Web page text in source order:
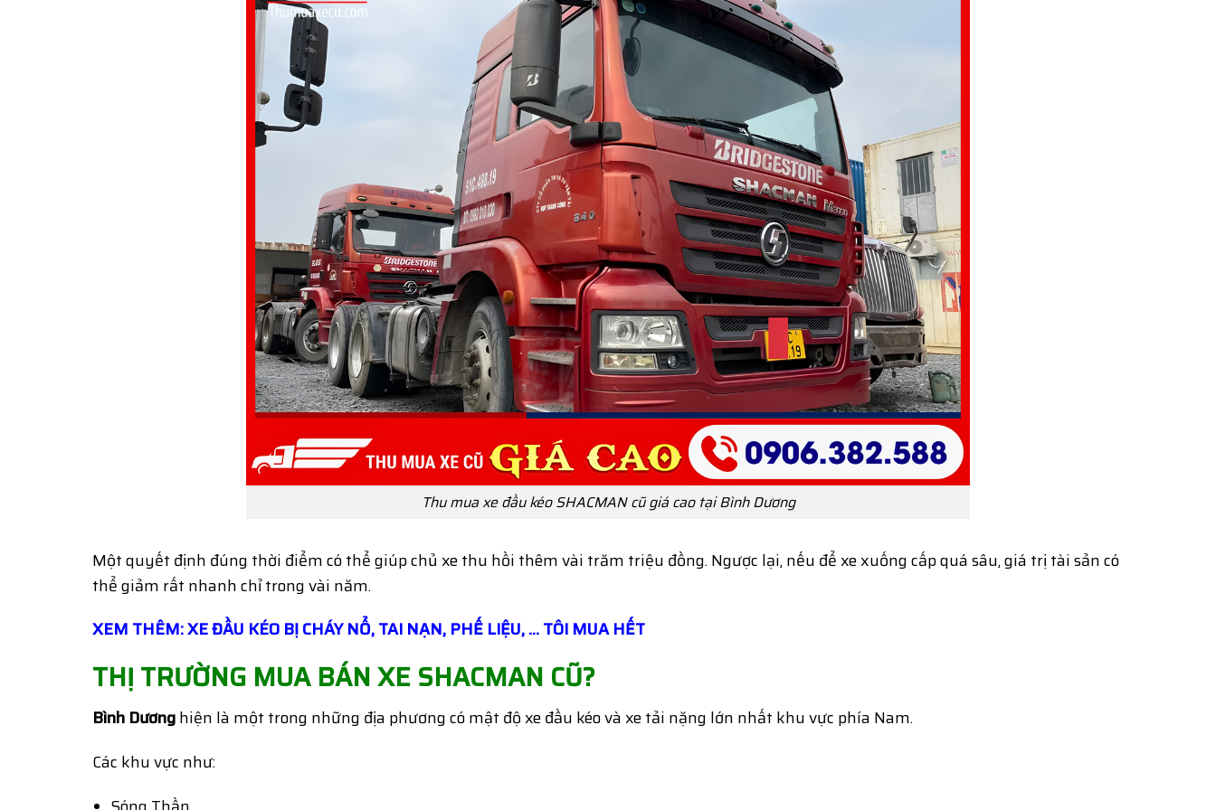
Thu mua xe đầu kéo SHACMAN cũ giá cao tại Bình Dương
Một quyết định đúng thời điểm có thể giúp chủ xe thu hồi thêm vài trăm triệu đồng. Ngược lại, nếu để xe xuống cấp quá sâu, giá trị tài sản có
thể giảm rất nhanh chỉ trong vài năm.
XEM THÊM: XE ĐẦU KÉO BỊ CHÁY NỔ, TAI NẠN, PHẾ LIỆU, … TÔI MUA HẾT
THỊ TRƯỜNG MUA BÁNXE SHACMAN CŨ?
Bình Dươnghiện là một trong những địa phương có mật độ xe đầu kéo và xe tải nặng lớn nhất khu vực phía Nam.
Các khu vực như: